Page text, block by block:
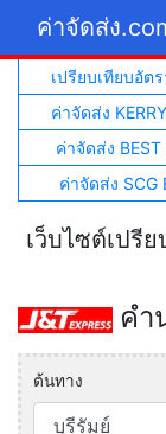
ค่าจัดส่ง
เปรียบเทียบอัต
ค่าจัดส่ง
ค่าจัดส่ง
ค่าจัดส่ง SCG
เว็บไซต์เปรี
คำ
ต้นทาง